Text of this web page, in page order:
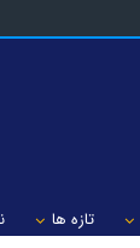
تازه ها